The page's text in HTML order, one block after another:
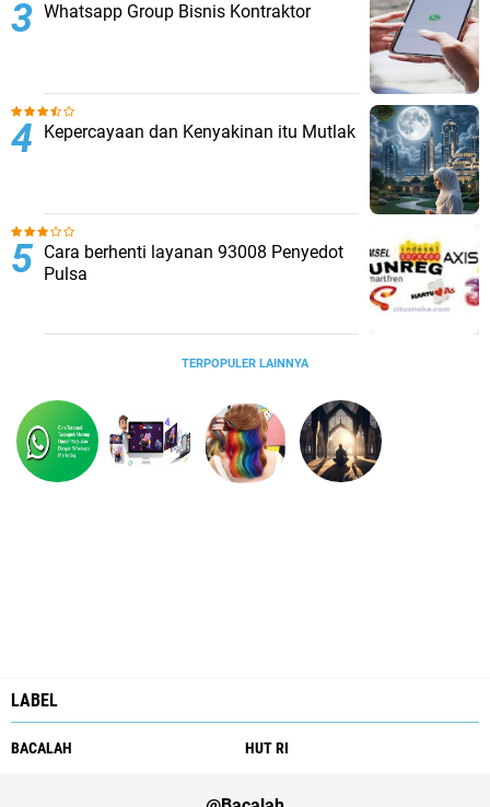
Whatsapp Group Bisnis Kontraktor
Kepercayaan dan Kenyakinan itu Mutlak
Cara berhenti layanan 93008 Penyedot
Pulsa
TERPOPULER LAINNYA
LABEL
BACALAH HUT RI